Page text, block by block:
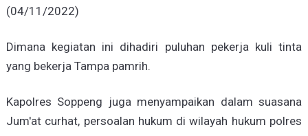
(04/11/2022)
Dimana kegiatan ini dihadiri puluhan pekerja kuli tinta
yang bekerja Tampa pamrih.
Kapolres Soppeng juga menyampaikan dalam suasana
Jum'at curhat, persoalan hukum di wilayah hukum polres